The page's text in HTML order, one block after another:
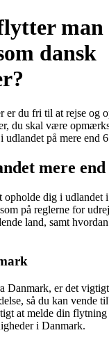
dansk
er du fri til at rejse og
du skal være
på mere end 6
mere
dig i udlandet i
på reglerne for
land, samt
Danmark, er det
så du kan vende
at melde din
i Danmark.